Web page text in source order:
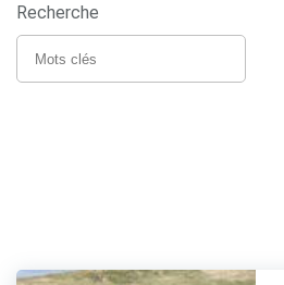
Recherche